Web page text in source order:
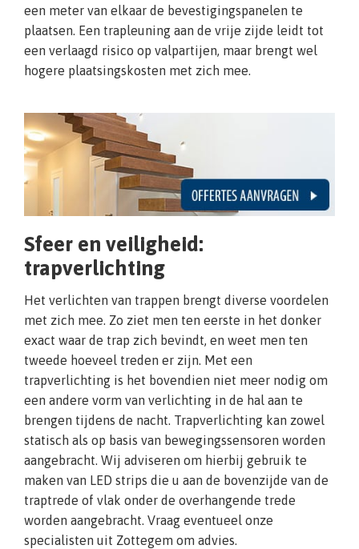
een meter van elkaar de bevestigingspanelen te
plaatsen. Een trapleuning aan de vrije zijde leidt tot
een verlaagd risico op valpartijen, maar brengt wel
hogere plaatsingskosten met zich mee.
Sfeer en veiligheid:
trapverlichting
Het verlichten van trappen brengt diverse voordelen
met zich mee. Zo ziet men ten eerste in het donker
exact waar de trap zich bevindt, en weet men ten
tweede hoeveel treden er zijn. Met een
trapverlichting is het bovendien niet meer nodig om
een andere vorm van verlichting in de hal aan te
brengen tijdens de nacht. Trapverlichting kan zowel
statisch als op basis van bewegingssensoren worden
aangebracht. Wij adviseren om hierbij gebruik te
maken van LED strips die u aan de bovenzijde van de
traptrede of vlak onder de overhangende trede
worden aangebracht. Vraag eventueel onze
specialisten uit Zottegem om advies.